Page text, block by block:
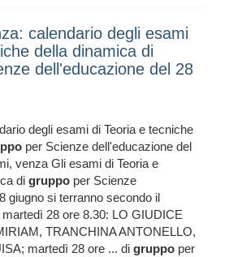
calendario degli esami
della dinamica di
dell'educazione del 28
degli esami di Teoria e tecniche
per Scienze dell'educazione del
venza Gli esami di Teoria e
di gruppo per Scienze
giugno si terranno secondo il
28 ore 8.30: LO GIUDICE
TRANCHINA ANTONELLO,
martedì 28 ore ... di gruppo per